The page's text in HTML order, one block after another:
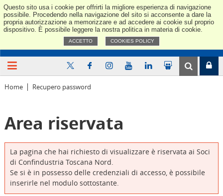
Questo sito usa i cookie per offrirti la migliore esperienza di navigazione
possibile. Procedendo nella navigazione del sito si acconsente a dare la
propria autorizzazione a memorizzare e ad accedere ai cookie sul proprio
dispositivo. È possibile leggere la nostra politica in materia di cookie.
ACCETTO COOKIES POLICY
Home Recupero password
Area riservata
La pagina che hai richiesto di visualizzare è riservata ai Soci
di Confindustria Toscana Nord.
Se si è in possesso delle credenziali di accesso, è possibile
inserirle nel modulo sottostante.